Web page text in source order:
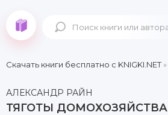
Скачать книги бесплатно c KNIGKI.NET»
АЛЕКСАНДР РАЙН
ТЯГОТЫ ДОМОХОЗЯЙСТВА